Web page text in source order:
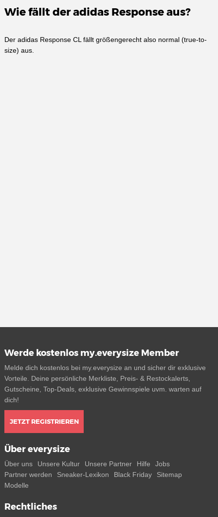
Wie fällt der adidas Response aus?
Der adidas Response CL fällt größengerecht also normal (true-to-
size) aus.
Werde kostenlos my.everysize Member
Melde dich kostenlos bei my.everysize an und sicher dir exklusive
Vorteile. Deine persönliche Merkliste, Preis- & Restockalerts,
Gutscheine, Top-Deals, exklusive Gewinnspiele uvm. warten auf
dich!
JETZT REGISTRIEREN
Über everysize
Über uns Unsere Kultur Unsere Partner Hilfe
Jobs
Partner werden
Sneaker-Lexikon Black Friday
Sitemap
Modelle
Rechtliches